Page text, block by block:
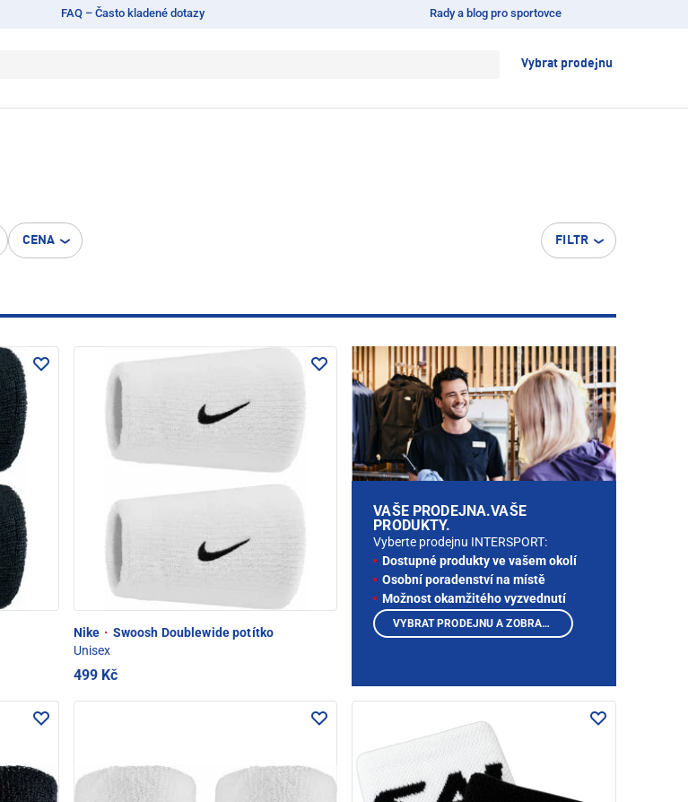
FAQ – Často kladené dotazy Rady a blog pro sportovce
Vybrat prodejnu
CENA FILTR
Nike · Swoosh Doublewide potítko
Unisex
499 Kč
VAŠE PRODEJNA.VAŠE
PRODUKTY.
Vyberte prodejnu INTERSPORT:
Dostupné produkty ve vašem okolí
Osobní poradenství na místě
Možnost okamžitého vyzvednutí
VYBRAT PRODEJNU A ZOBRAZIT PRODUKTY